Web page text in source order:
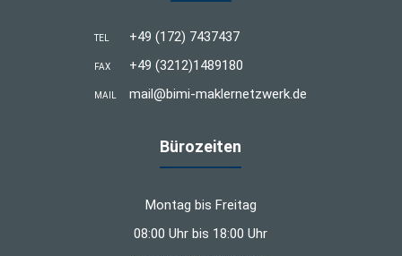
TEL +49 (172) 7437437
FAX +49 (3212)1489180
MAIL mail@bimi-maklernetzwerk.de
Bürozeiten
Montag bis Freitag
08:00 Uhr bis 18:00 Uhr